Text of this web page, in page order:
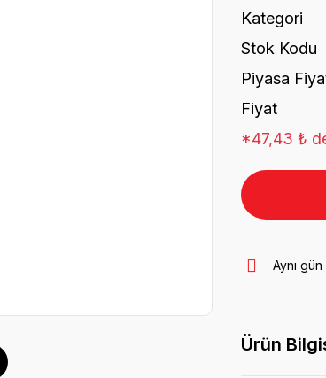
Kategori
Stok Kodu
Piyasa
Fiyat
*47,43 ₺
Aynı
Ürün